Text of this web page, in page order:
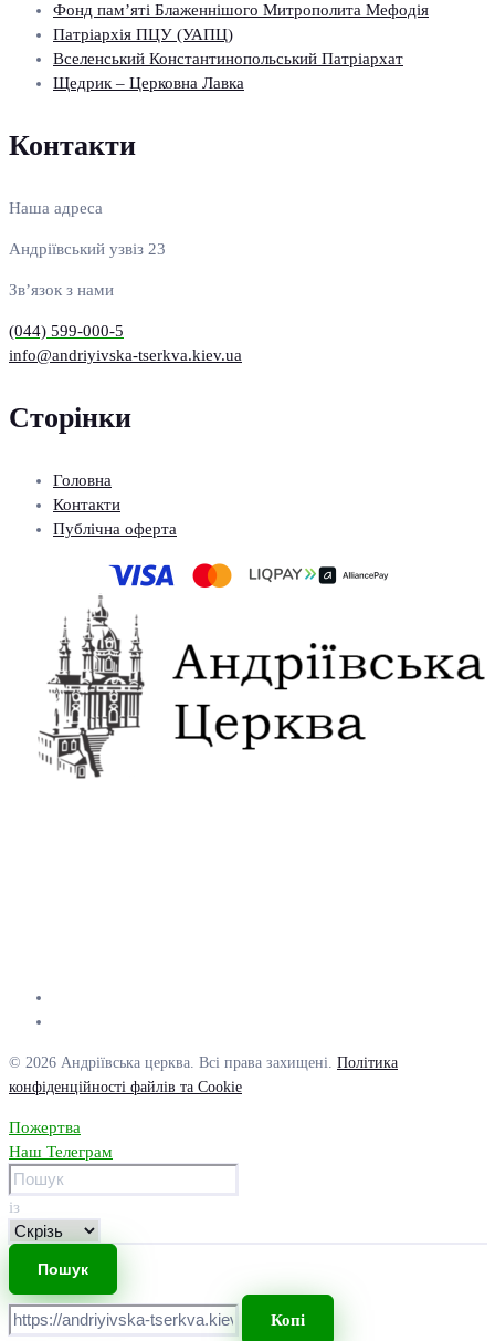
Фонд пам’яті Блаженнішого Митрополита Мефодія
Патріархія ПЦУ (УАПЦ)
Вселенський Константинопольський Патріархат
Щедрик – Церковна Лавка
Контакти
Наша адреса
Андріївський узвіз 23
Зв’язок з нами
(044) 599-000-5
info@andriyivska-tserkva.kiev.ua
Сторінки
Головна
Контакти
Публічна оферта
© 2026 Андріївська церква. Всі права захищені. Політика
конфіденційності файлів та Cookie
Пожертва
Наш Телеграм
із
Копі